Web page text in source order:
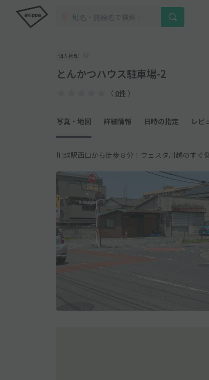
個人管理
とんかつハウス駐車場-2
（ 0件 ）
写真・地図 詳細情報 日時の指定 レビ
川越駅西口から徒歩８分！ウェスタ川越のすぐ